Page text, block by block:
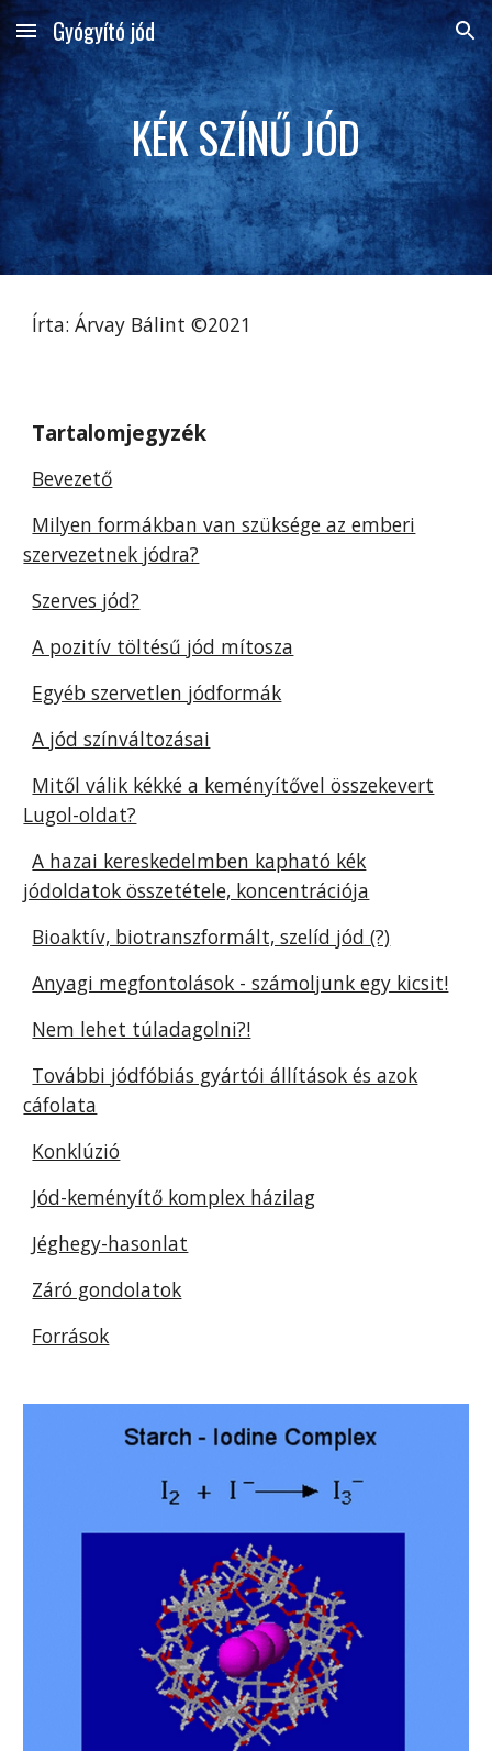
Skip to main content Skip to navigation
Gyógyító jód
KÉK SZÍNŰ JÓD
Írta: Árvay Bálint ©2021
Tartalomjegyzék
Bevezető
Milyen formákban van szüksége az emberi
szervezetnek jódra?
Szerves jód?
A pozitív töltésű jód mítosza
Egyéb szervetlen jódformák
A jód színváltozásai
Mitől válik kékké a keményítővel összekevert
Lugol-oldat?
A hazai kereskedelmben kapható kék
jódoldatok összetétele, koncentrációja
Bioaktív, biotranszformált, szelíd jód (?)
Anyagi megfontolások - számoljunk egy kicsit!
Nem lehet túladagolni?!
További jódfóbiás gyártói állítások és azok
cáfolata
Konklúzió
Jód-keményítő komplex házilag
Jéghegy-hasonlat
Záró gondolatok
Források